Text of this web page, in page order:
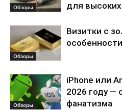
Обзоры для
Обзоры
Визитки с
Обзоры
iPhone или
2026 году —
фанатизма